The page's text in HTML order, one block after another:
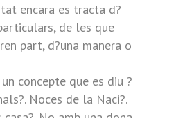
encara es tracta d?
de les que
part, d?una manera o
concepte que es diu ?
Noces de la Naci?.